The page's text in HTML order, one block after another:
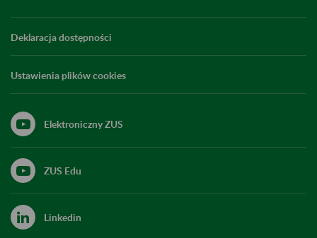
Deklaracja dostępności
Ustawienia plików cookies
Elektroniczny ZUS
ZUS Edu
Linkedin